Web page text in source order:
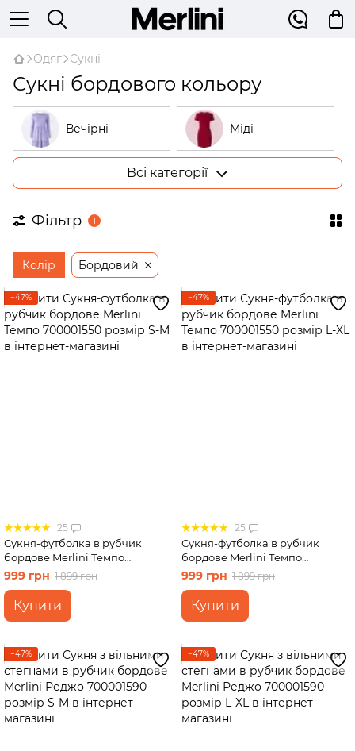
Одяг Сукні
Сукні бордового кольору
Вечірні Міді
Великі розміри
На запах
Бежеві
Сукні-трапеції
Всі категорії
Фільтр 1
Колір Бордовий
−47%
25
Сукня-футболка в рубчик
бордове Merlini Темпо
700001550 розмір S-M
999 грн 1 899 грн
Купити
−47%
25
Сукня-футболка в рубчик
бордове Merlini Темпо
700001550 розмір L-XL
999 грн 1 899 грн
Купити
−47% −47%